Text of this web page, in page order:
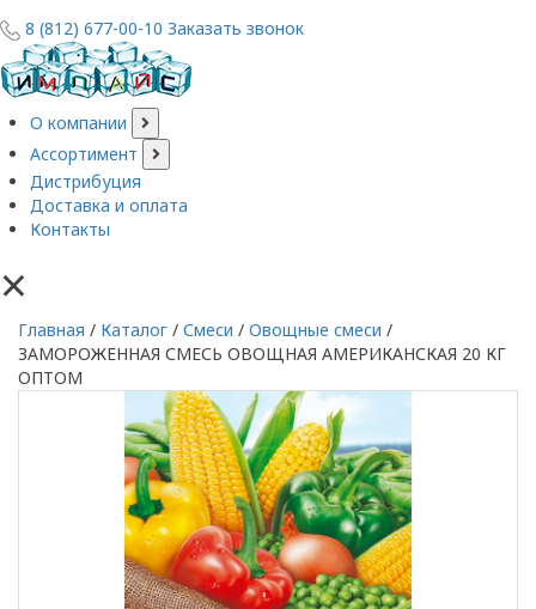
8 (812) 677-00-10 Заказать звонок
О компании
Ассортимент
Дистрибуция
Доставка и оплата
Контакты
×
Главная / Каталог / Смеси / Овощные смеси /
ЗАМОРОЖЕННАЯ СМЕСЬ ОВОЩНАЯ АМЕРИКАНСКАЯ 20 КГ
ОПТОМ